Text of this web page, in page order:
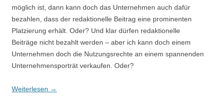
möglich ist, dann kann doch das Unternehmen auch dafür
bezahlen, dass der redaktionelle Beitrag eine prominenten
Platzierung erhält. Oder? Und klar dürfen redaktionelle
Beiträge nicht bezahlt werden – aber ich kann doch einem
Unternehmen doch die Nutzungsrechte an einem spannenden
Unternehmensporträt verkaufen. Oder?
Weiterlesen →